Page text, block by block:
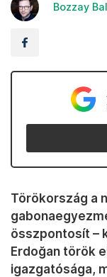
Bozzay
Törökország a
összpontosít –
Erdoğan török
igazgatósága,